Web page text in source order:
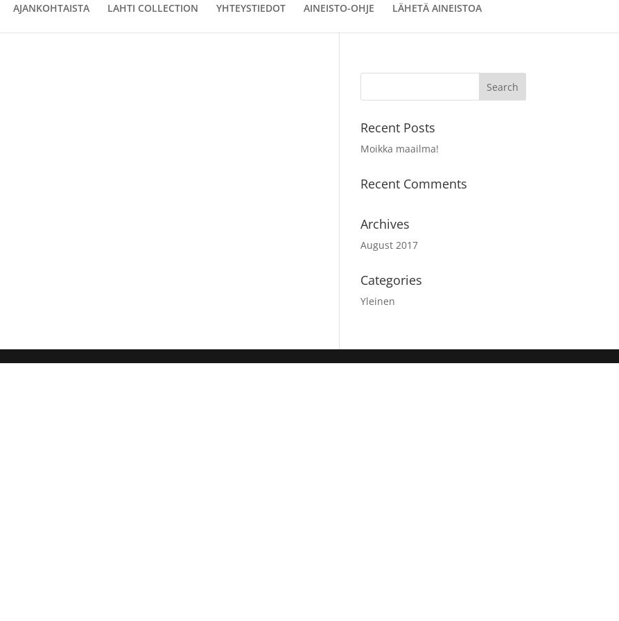
AJANKOHTAISTA LAHTI COLLECTION YHTEYSTIEDOT AINEISTO-OHJE LÄHETÄ AINEISTOA
Recent Posts
Moikka maailma!
Recent Comments
Archives
August 2017
Categories
Yleinen